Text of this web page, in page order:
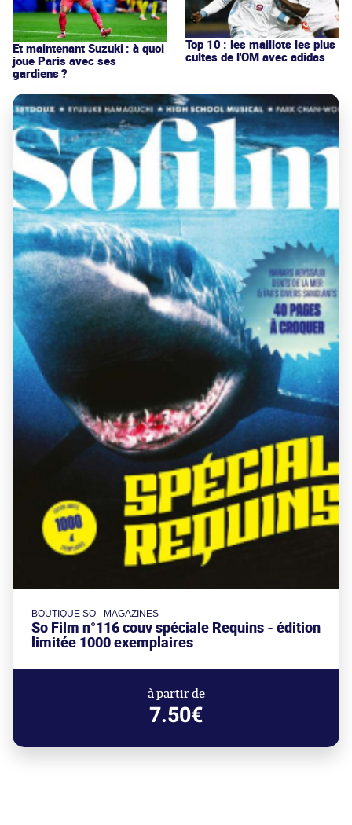
Et maintenant Suzuki : à quoi
joue Paris avec ses
gardiens ?
Top 10 : les maillots les plus
cultes de l'OM avec adidas
BOUTIQUE SO - MAGAZINES
So Film n°116 couv spéciale Requins - édition
limitée 1000 exemplaires
à partir de
7.50€